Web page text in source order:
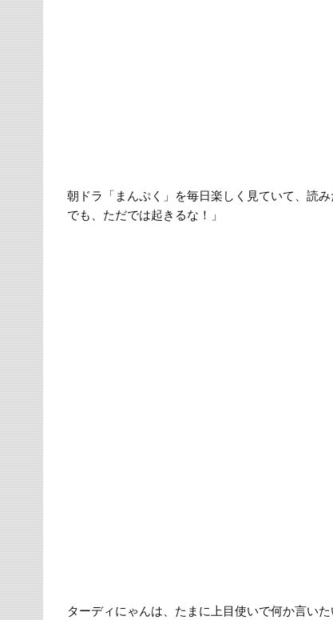
朝ドラ「まんぷく」を毎日楽しく見ていて、読
でも、ただでは起きるな！」
ターディにゃんは、たまに上目使いで何か言い